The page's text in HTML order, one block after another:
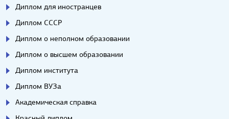
Диплом для иностранцев
Диплом СССР
Диплом о неполном образовании
Диплом о высшем образовании
Диплом института
Диплом ВУЗа
Академическая справка